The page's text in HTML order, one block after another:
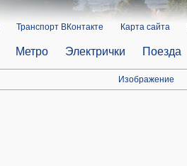
Транспорт ВКонтакте Карта сайта
Метро Электрички Поезда
Изображение